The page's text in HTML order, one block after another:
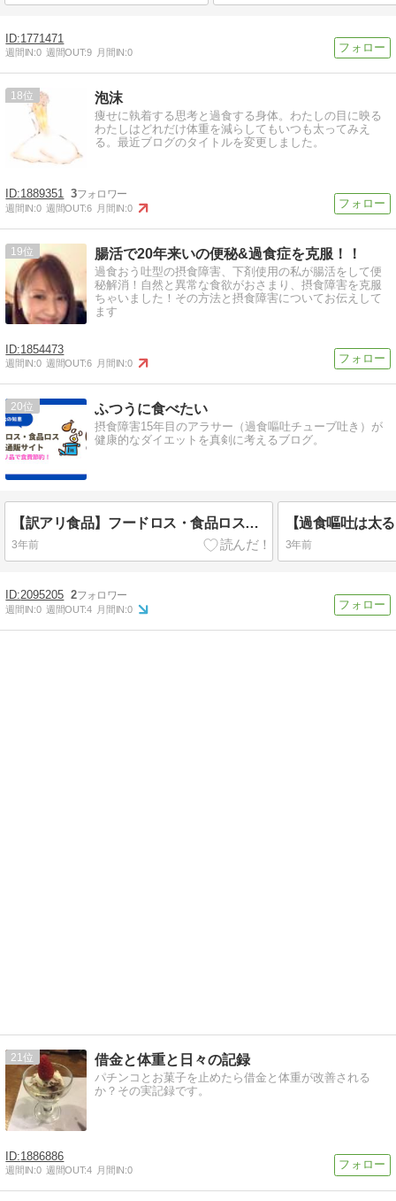
1771471
週間IN:0 週間OUT:9 月間IN:0
18 泡沫
痩せに執着する思考と過食する身体。わたしの目に映る
わたしはどれだけ体重を減らしてもいつも太ってみえ
る。最近ブログのタイトルを変更しました。
1889351 3
週間IN:0 週間OUT:6 月間IN:0
19 腸活で20年来いの便秘&過食症を克服！！
過食おう吐型の摂食障害、下剤使用の私が腸活をして便
秘解消！自然と異常な食欲がおさまり、摂食障害を克服
ちゃいました！その方法と摂食障害についてお伝えして
ます
1854473
週間IN:0 週間OUT:6 月間IN:0
20 ふつうに食べたい
摂食障害15年目のアラサー（過食嘔吐チューブ吐き）が
健康的なダイエットを真剣に考えるブログ。
【訳アリ食品】フードロス・食品ロスのおすすめ通販サイト｜お菓子を安く買って食費を節約する方法も紹介
3年前 3年前
2095205 2
週間IN:0 週間OUT:4 月間IN:0
21 借金と体重と日々の記録
パチンコとお菓子を止めたら借金と体重が改善される
か？その実記録です。
1886886
週間IN:0 週間OUT:4 月間IN:0